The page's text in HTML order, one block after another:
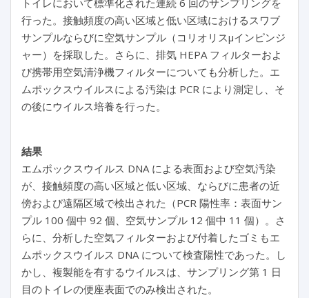
トイレにおいて標準化された連続 6 回のサンプリングを
行った。接触頻度の高い区域と低い区域におけるスワブ
サンプルならびに空気サンプル（コリオリスμインピンジ
ャー）を採取した。さらに、排気 HEPA フィルターおよ
び携帯用空気清浄機フィルターについても分析した。エ
ムポックスウイルスによる汚染は PCR により測定し、そ
の後にウイルス培養を行った。
結果
エムポックスウイルス DNA による表面および空気汚染
が、接触頻度の高い区域と低い区域、ならびに患者の近
傍および遠隔区域で検出された（PCR 陽性率：表面サン
プル 100 個中 92 個、空気サンプル 12 個中 11 個）。さ
らに、分析した空気フィルターおよび付着したゴミもエ
ムポックスウイルス DNA について検査陽性であった。し
かし、複製能を有するウイルスは、サンプリング第 1 日
目のトイレの便座表面でのみ検出された。